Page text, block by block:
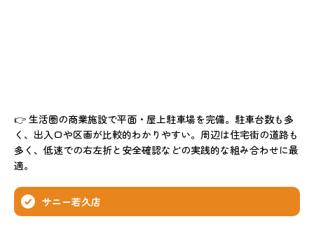
👉 生活圏の商業施設で平面・屋上駐車場を完備。駐車台数も多
く、出入口や区画が比較的わかりやすい。周辺は住宅街の道路も
多く、低速での右左折と安全確認などの実践的な組み合わせに最
適。
サニー若久店